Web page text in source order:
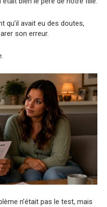
qu’il avait eu des doutes,
son erreur.
n’était pas le test, mais